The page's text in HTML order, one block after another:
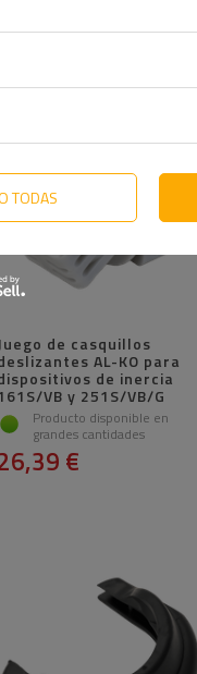
de casquillos
AL-KO para
de inercia
VB y 251S/VB/G
Producto disponible en
grandes cantidades
€
TODAS